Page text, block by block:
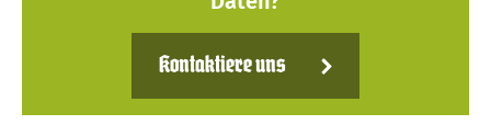
Kontaktiere uns